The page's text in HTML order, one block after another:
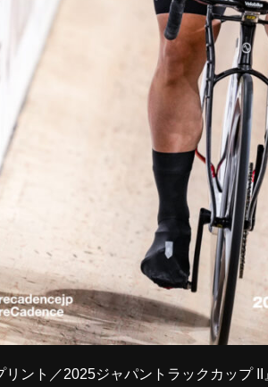
リント／2025ジャパントラックカップ